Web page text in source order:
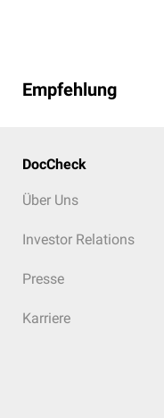
Empfehlung
DocCheck
Über Uns
Investor Relations
Presse
Karriere